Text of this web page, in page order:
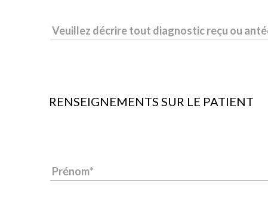
Veuillez décrire tout diagnostic reçu ou
RENSEIGNEMENTS SUR LE PATIENT
Prénom